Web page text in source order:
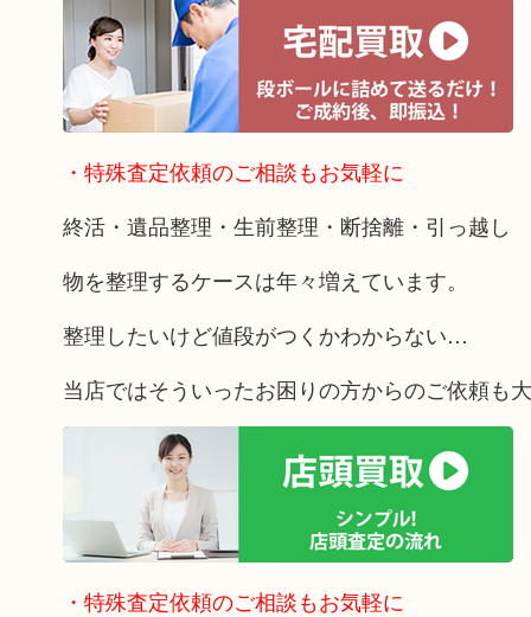
・特殊査定依頼のご相談もお気軽に
終活・遺品整理・生前整理・断捨離・引っ越し
物を整理するケースは年々増えています。
整理したいけど値段がつくかわからない…
当店ではそういったお困りの方からのご依頼も大
・特殊査定依頼のご相談もお気軽に